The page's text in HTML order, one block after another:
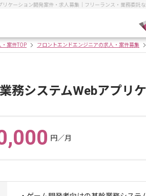
リケーション開発案件・求人募集｜フリーランス・業務委託
案件TOP フロントエンドエンジニアの求人・案件募集
業務システムWebアプリ
円／月